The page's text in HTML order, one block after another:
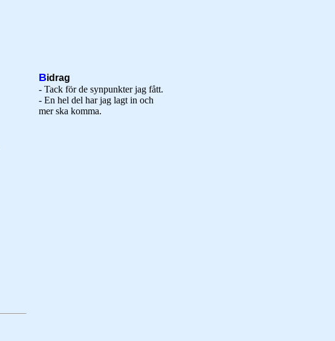
Bidrag
- Tack för de synpunkter jag fått.
- En hel del har jag lagt in och
mer ska komma.